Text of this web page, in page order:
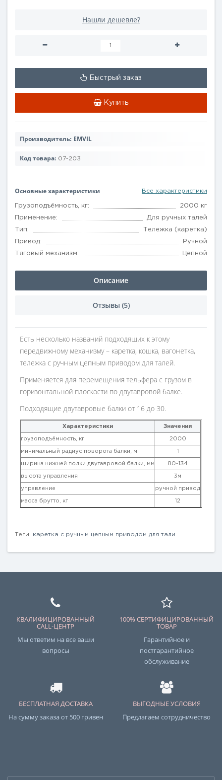
Нашли дешевле?
Быстрый заказ
Купить
Производитель: EMVIL
Код товара: 07-203
Основные характеристики Все характеристики
Грузоподъёмность, кг: 2000 кг
Применение: Для ручных талей
Тип: Тележка (каретка)
Привод: Ручной
Тяговый механизм: Цепной
Описание
Отзывы (5)
Есть несколько названий подходящих к этому
передвижному механизму – каретка, кошка, вагонетка,
тележка с ручным цепным приводом для талей.
Применяется для перемещения тельфера с грузом в
горизонтальной плоскости по двутавровой балке.
Подходящие двутавровые балки от 16 до 30.
Характеристики Значения
грузоподъёмность, кг 2000
минимальный радиус поворота балки, м 1
ширина нижней полки двутавровой балки, мм 80-134
высота управления 3м
управление ручной привод
масса брутто, кг 12
Теги: каретка с ручным цепным приводом для тали
КВАЛИФИЦИРОВАННЫЙ
CALL-ЦЕНТР
Мы ответим на все ваши
вопросы
100% СЕРТИФИЦИРОВАННЫЙ
ТОВАР
Гарантийное и
постгарантийное
обслуживание
БЕСПЛАТНАЯ ДОСТАВКА
На сумму заказа от 500 гривен
ВЫГОДНЫЕ УСЛОВИЯ
Предлагаем сотрудничество